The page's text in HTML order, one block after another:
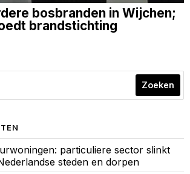
bosbranden in Wijchen;
brandstichting
Zoeken
particuliere sector slinkt
steden en dorpen